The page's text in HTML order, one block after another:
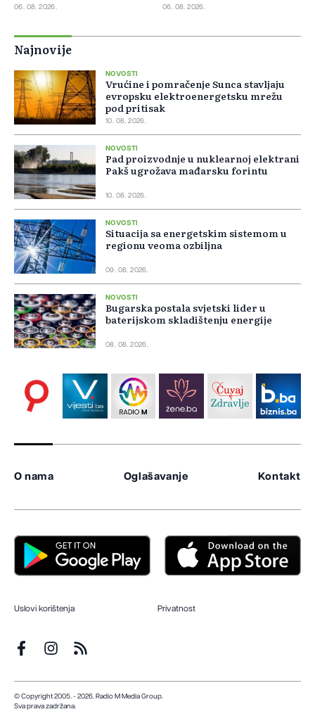
06. 08. 2026. 06. 08. 2026.
Najnovije
NOVOSTI
Vrućine i pomračenje Sunca stavljaju
evropsku elektroenergetsku mrežu
pod pritisak
10. 08. 2026.
NOVOSTI
Pad proizvodnje u nuklearnoj elektrani
Pakš ugrožava mađarsku forintu
10. 08. 2026.
NOVOSTI
Situacija sa energetskim sistemom u
regionu veoma ozbiljna
09. 08. 2026.
NOVOSTI
Bugarska postala svjetski lider u
baterijskom skladištenju energije
08. 08. 2026.
O nama Oglašavanje Kontakt
Uslovi korištenja Privatnost
© Copyright 2005. - 2026. Radio M Media Group.
Sva prava zadržana.